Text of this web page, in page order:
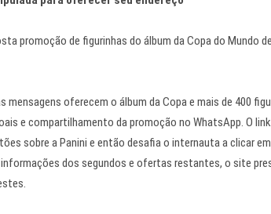
promoção de figurinhas do álbum da Copa do Mundo
mensagens oferecem o álbum da Copa e mais de 400
e compartilhamento da promoção no WhatsApp. O
sobre a Panini e então desafia o internauta a clicar
informações dos segundos e ofertas restantes, o site